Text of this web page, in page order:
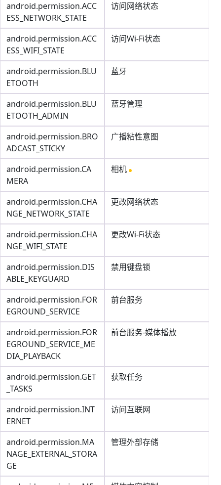
android.permission.ACC
ESS_NETWORK_STATE
访问网络状态
android.permission.ACC
ESS_WIFI_STATE
访问Wi-Fi状态
android.permission.BLU
ETOOTH
蓝牙
android.permission.BLU
ETOOTH_ADMIN
蓝牙管理
android.permission.BRO
ADCAST_STICKY
广播粘性意图
android.permission.CA
MERA
相机
android.permission.CHA
NGE_NETWORK_STATE
更改网络状态
android.permission.CHA
NGE_WIFI_STATE
更改Wi-Fi状态
android.permission.DIS
ABLE_KEYGUARD
禁用键盘锁
android.permission.FOR
EGROUND_SERVICE
前台服务
android.permission.FOR
EGROUND_SERVICE_ME
DIA_PLAYBACK
前台服务-媒体播放
android.permission.GET
_TASKS
获取任务
android.permission.INT
ERNET
访问互联网
android.permission.MA
NAGE_EXTERNAL_STORA
GE
管理外部存储